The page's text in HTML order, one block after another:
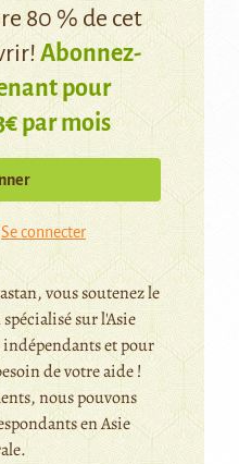
80 % de cet
Abonnez-
pour
par mois
Se connecter
vous soutenez le
sur l'Asie
et pour
de votre aide !
nous pouvons
en Asie